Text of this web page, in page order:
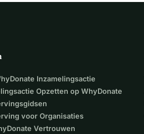
Inzamelingsactie
Opzetten op WhyDonate
voor Organisaties
Vertrouwen